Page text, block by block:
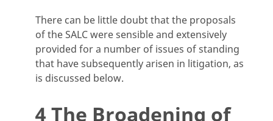
There can be little doubt that the proposals
of the SALC were sensible and extensively
provided for a number of issues of standing
that have subsequently arisen in litigation, as
is discussed below.
4 The Broadening of